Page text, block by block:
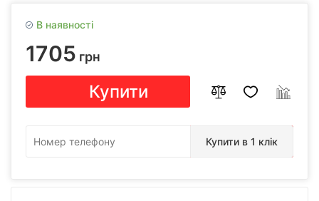
В наявності
1705 грн
Купити
Купити в 1 клік